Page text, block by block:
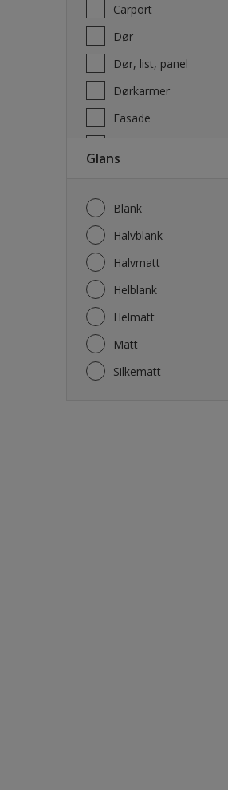
carport
Dør
Dør, list, panel
Dørkarmer
Fasade
Glans
Blank
Halvblank
Halvmatt
Helblank
Helmatt
Matt
Silkematt